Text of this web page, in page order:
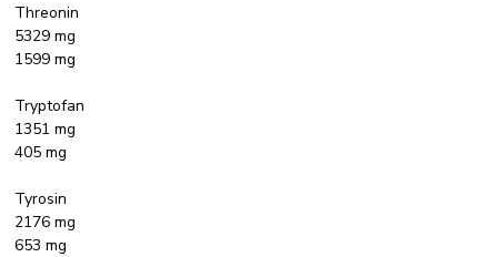
Threonin
5329 mg
1599 mg
Tryptofan
1351 mg
405 mg
Tyrosin
2176 mg
653 mg